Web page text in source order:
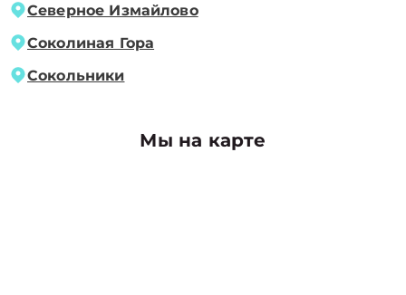
Северное Измайлово
Соколиная Гора
Сокольники
Мы на карте